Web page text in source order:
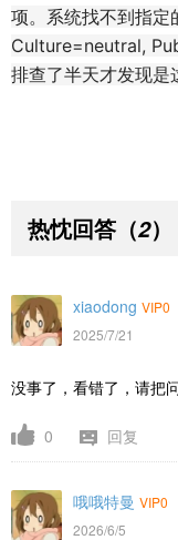
项。系统找不到指
Culture=neutral,
排查了半天才发现是
热忱回答 （2）
xiaodong VIP0
2025/7/21
没事了，看错了，请把
0 回复
哦哦特曼 VIP0
2026/6/5